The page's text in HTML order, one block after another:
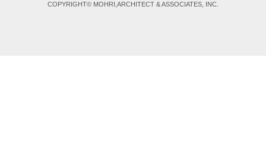
COPYRIGHT© MOHRI,ARCHITECT & ASSOCIATES, INC.